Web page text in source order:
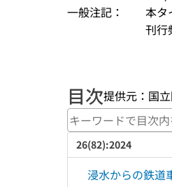
一般注記：
本タ
刊行
目次提供元：国
26(82):2024
浸水からの鉄道